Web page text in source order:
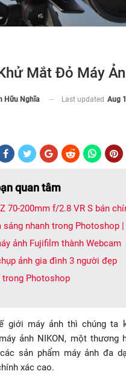
Mắt Đỏ Máy
Hữu Nghĩa Last updated Aug
quan tâm
70-200mm f/2.8 VR S bán
sáng nhanh trong Photoshop |
ảnh Fujifilm thành Webcam
ảnh gia đình 3 người đẹp
Photoshop
giới máy ảnh thì chúng ta
ảnh NIKON, một thương
sản phẩm máy ảnh đa
xác cao.